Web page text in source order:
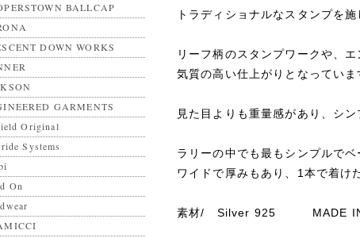
BALLCAP
DOWN WORKS
GARMENTS
Original
Systems
On
トラディショナルなスタンプを
リーフ柄のスタンプワークや、
気質の高い仕上がりとなっていま
見た目よりも重量感があり、シ
ラリーの中でも最もシンプルで
ワイドで厚みもあり、1本で着け
素材/ Silver 925 MADE IN